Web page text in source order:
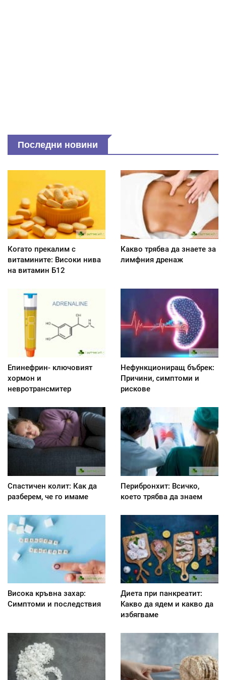
Последни новини
Когато прекалим с
витамините: Високи нива
на витамин Б12
Какво трябва да знаете за
лимфния дренаж
Епинефрин- ключовият
хормон и
невротрансмитер
Нефункциониращ бъбрек:
Причини, симптоми и
рискове
Спастичен колит: Как да
разберем, че го имаме
Перибронхит: Всичко,
което трябва да знаем
Висока кръвна захар:
Симптоми и последствия
Диета при панкреатит:
Kакво да ядем и какво да
избягваме